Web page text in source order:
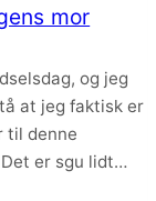
mor
og jeg
at jeg faktisk er
til denne
er sgu lidt